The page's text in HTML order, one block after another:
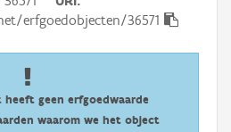
erfgoedobjecten/36571
geen erfgoedwaarde
waarom we het object